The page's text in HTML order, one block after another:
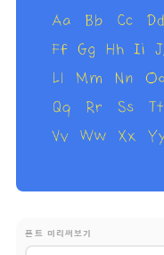
폰트 미리써보기